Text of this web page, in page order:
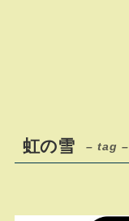
虹の雪 – tag –